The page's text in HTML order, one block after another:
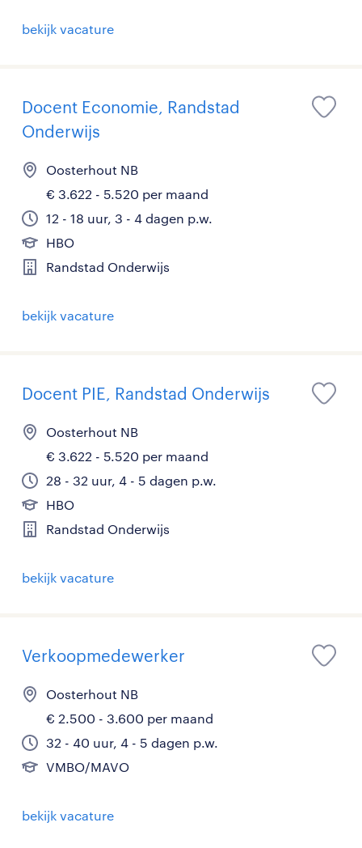
bekijk vacature
Docent Economie, Randstad
Onderwijs
Oosterhout NB
€ 3.622 - 5.520 per maand
12 - 18 uur, 3 - 4 dagen p.w.
HBO
Randstad Onderwijs
bekijk vacature
Docent PIE, Randstad Onderwijs
Oosterhout NB
€ 3.622 - 5.520 per maand
28 - 32 uur, 4 - 5 dagen p.w.
HBO
Randstad Onderwijs
bekijk vacature
Verkoopmedewerker
Oosterhout NB
€ 2.500 - 3.600 per maand
32 - 40 uur, 4 - 5 dagen p.w.
VMBO/MAVO
bekijk vacature